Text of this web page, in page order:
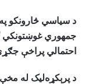
د سیاسي څارونکو
جمهوري غوښتونکي
احتمالي پراخې
د پرېکړه‌لیک له